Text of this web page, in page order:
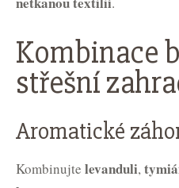
Kombinace
střešní
Aromatické
Kombinujte levanduli,